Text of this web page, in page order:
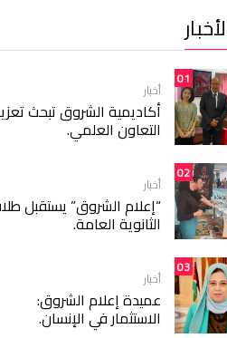
01
أخبار
أكاديمية الشروق تبحث
التعاون العلمي.
02
أخبار
“إعلام الشروق” يستقبل
الثانوية العامة.
03
أخبار
عميدة إعلام الشروق:
الاستثمار في الإنسان.